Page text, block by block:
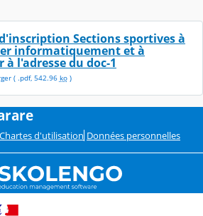
Sections sportives à
informatiquement et à
à l'adresse du doc-1
( .pdf, 542.96 ko)
Chartes d'utilisation Données personnelles